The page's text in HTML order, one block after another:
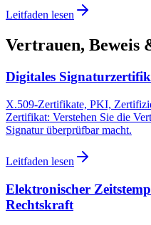
Leitfaden lesen
Vertrauen, Beweis
Digitales
X.509-Zertifikate, PKI,
Zertifikat: Verstehen Sie die
Signatur überprüfbar macht.
Leitfaden lesen
Elektronischer
Rechtskraft